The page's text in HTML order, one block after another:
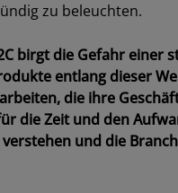
zu beleuchten.
birgt die Gefahr einer
entlang dieser
die ihre
die Zeit und den
und die